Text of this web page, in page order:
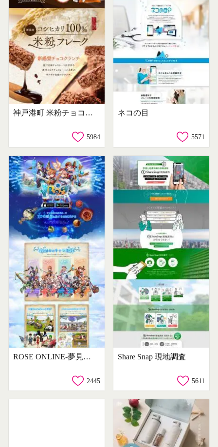
神戸港町 米粉チョコクランチ
5984
ネコの目
5571
ROSE ONLINE-夢見る女神と星の旅路-
2445
Share Snap 現地調査
5611